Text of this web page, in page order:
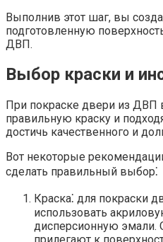
Выполнив этот шаг, вы
подготовленную
ДВП.
Выбор краски и
При покраске двери из ДВП
правильную краску и
достичь качественного и
Вот некоторые
сделать правильный выбор⁚
Краска⁚ для покраски
использовать
дисперсионную эмали.​